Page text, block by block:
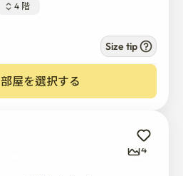
4 階
Size tip
部屋を選択する
4